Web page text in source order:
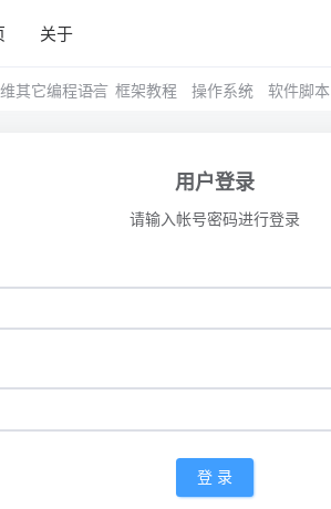
关于
其它编程语言 框架教程 操作系统 软件脚本
用户登录
请输入帐号密码进行登录
登 录